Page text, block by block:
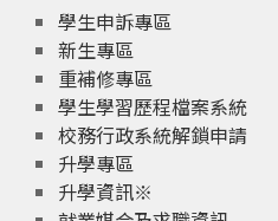
學生申訴專區
新生專區
重補修專區
學生學習歷程檔案系統
校務行政系統解鎖申請
升學專區
升學資訊※